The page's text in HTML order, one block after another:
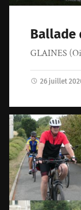
Ballade
GLAINES
26 juillet